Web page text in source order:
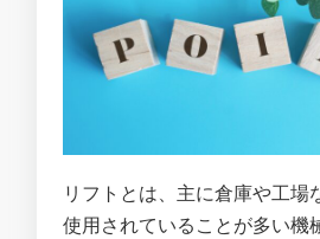
リフトとは、主に倉庫や工場
使用されていることが多い機